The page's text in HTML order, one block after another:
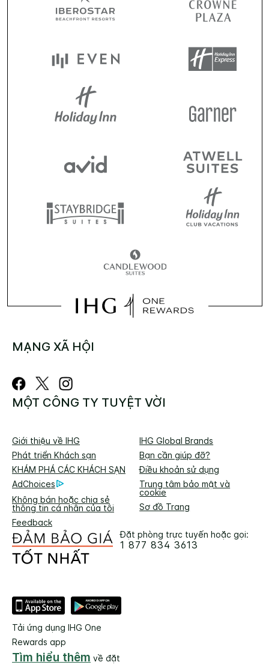
MẠNG XÃ HỘI
MỘT CÔNG TY TUYỆT VỜI
Giới thiệu về IHG
IHG Global Brands
Phát triển Khách sạn
Bạn cần giúp đỡ?
KHÁM PHÁ CÁC KHÁCH SẠN
Điều khoản sử dụng
AdChoices
Trung tâm bảo mật và
cookie
Không bán hoặc chia sẻ
thông tin cá nhân của tôi
Sơ đồ Trang
Feedback
Đặt phòng trực tuyến hoặc gọi:
1 877 834 3613
Tải ứng dụng IHG One
Rewards app
Tìm hiểu thêm về đặt